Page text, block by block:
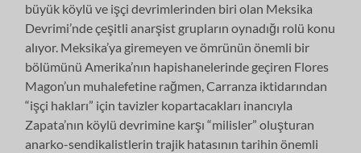
büyük köylü ve işçi devrimlerinden biri olan Meksika
Devrimi’nde çeşitli anarşist grupların oynadığı rolü konu
alıyor. Meksika’ya giremeyen ve ömrünün önemli bir
bölümünü Amerika’nın hapishanelerinde geçiren Flores
Magon’un muhalefetine rağmen, Carranza iktidarından
“işçi hakları” için tavizler kopartacakları inancıyla
Zapata’nın köylü devrimine karşı “milisler” oluşturan
anarko-sendikalistlerin trajik hatasının tarihin önemli